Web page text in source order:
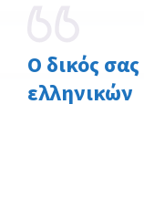
Ο δικός
ελληνικών